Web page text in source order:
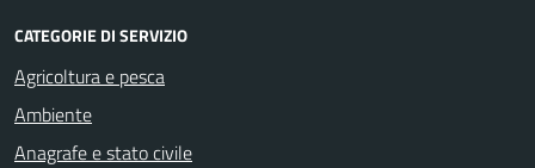
CATEGORIE DI SERVIZIO
Agricoltura e pesca
Ambiente
Anagrafe e stato civile